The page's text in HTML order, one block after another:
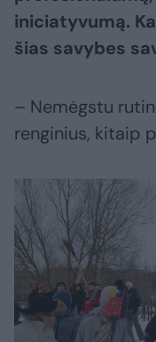
iniciatyvumą.
šias savybes
– Nemėgstu
renginius, kitaip